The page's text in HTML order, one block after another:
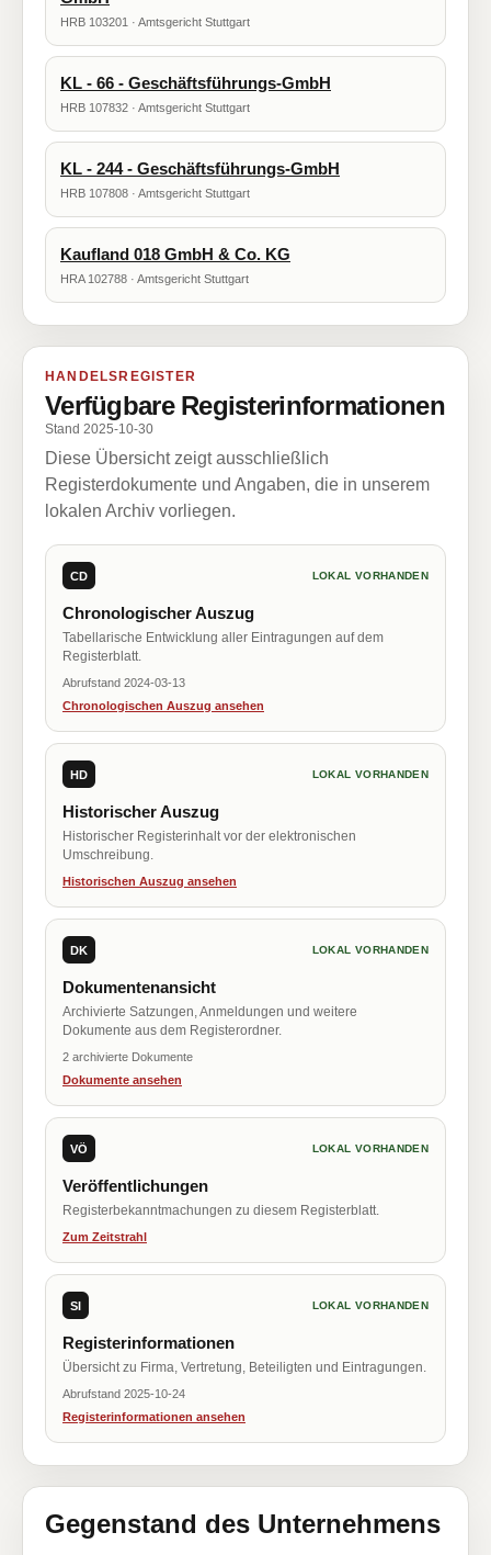
HRB 103201 · Amtsgericht Stuttgart
KL - 66 - Geschäftsführungs-GmbH
HRB 107832 · Amtsgericht Stuttgart
KL - 244 - Geschäftsführungs-GmbH
HRB 107808 · Amtsgericht Stuttgart
Kaufland 018 GmbH & Co. KG
HRA 102788 · Amtsgericht Stuttgart
HANDELSREGISTER
Verfügbare Registerinformationen
Stand 2025-10-30
Diese Übersicht zeigt ausschließlich
Registerdokumente und Angaben, die in unserem
lokalen Archiv vorliegen.
CD LOKAL VORHANDEN
Chronologischer Auszug
Tabellarische Entwicklung aller Eintragungen auf dem
Registerblatt.
Abrufstand 2024-03-13
Chronologischen Auszug ansehen
HD LOKAL VORHANDEN
Historischer Auszug
Historischer Registerinhalt vor der elektronischen
Umschreibung.
Historischen Auszug ansehen
DK LOKAL VORHANDEN
Dokumentenansicht
Archivierte Satzungen, Anmeldungen und weitere
Dokumente aus dem Registerordner.
2 archivierte Dokumente
Dokumente ansehen
VÖ LOKAL VORHANDEN
Veröffentlichungen
Registerbekanntmachungen zu diesem Registerblatt.
Zum Zeitstrahl
SI LOKAL VORHANDEN
Registerinformationen
Übersicht zu Firma, Vertretung, Beteiligten und Eintragungen.
Abrufstand 2025-10-24
Registerinformationen ansehen
Gegenstand des Unternehmens